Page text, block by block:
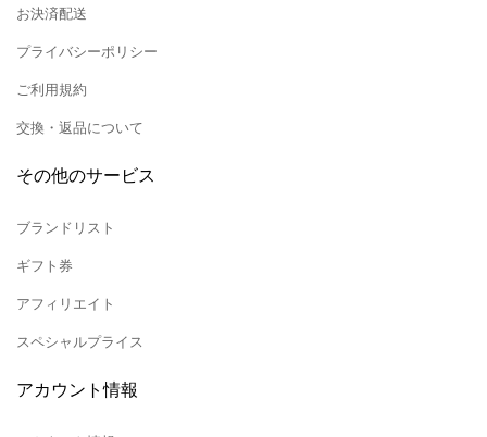
お決済配送
プライバシーポリシー
ご利用規約
交換・返品について
その他のサービス
ブランドリスト
ギフト券
アフィリエイト
スペシャルプライス
アカウント情報